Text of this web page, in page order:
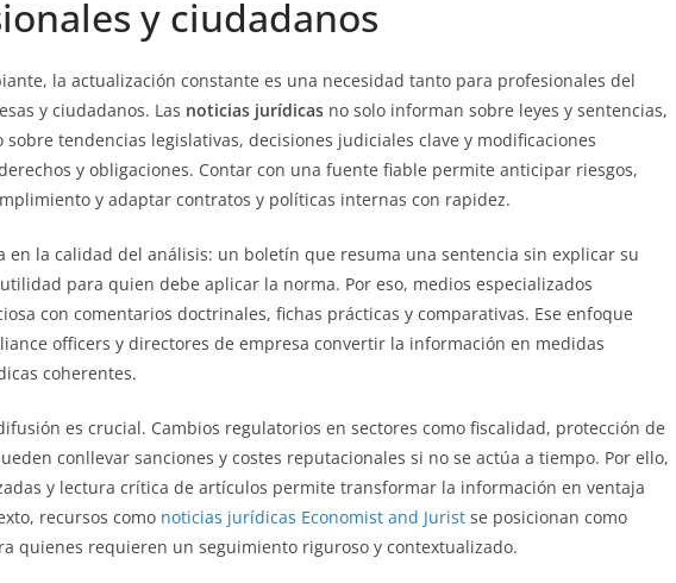
y ciudadanos
la actualización constante es una necesidad tanto para profesionales del
y ciudadanos. Las noticias jurídicas no solo informan sobre leyes y sentencias,
tendencias legislativas, decisiones judiciales clave y modificaciones
y obligaciones. Contar con una fuente fiable permite anticipar riesgos,
y adaptar contratos y políticas internas con rapidez.
en la calidad del análisis: un boletín que resuma una sentencia sin explicar su
para quien debe aplicar la norma. Por eso, medios especializados
con comentarios doctrinales, fichas prácticas y comparativas. Ese enfoque
officers y directores de empresa convertir la información en medidas
coherentes.
es crucial. Cambios regulatorios en sectores como fiscalidad, protección de
conllevar sanciones y costes reputacionales si no se actúa a tiempo. Por ello,
y lectura crítica de artículos permite transformar la información en ventaja
recursos como noticias jurídicas Economist and Jurist se posicionan como
quienes requieren un seguimiento riguroso y contextualizado.